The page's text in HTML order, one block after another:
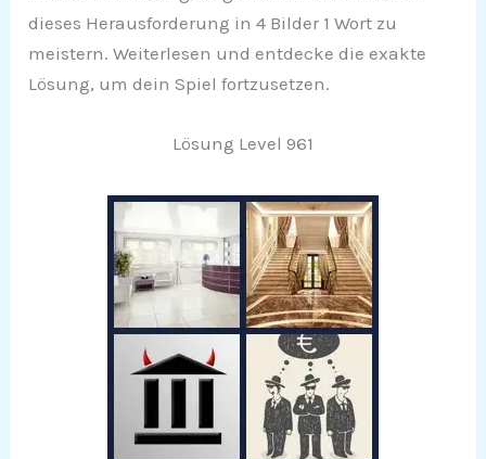
dieses Herausforderung in 4 Bilder 1 Wort zu
meistern. Weiterlesen und entdecke die exakte
Lösung, um dein Spiel fortzusetzen.
Lösung Level 961